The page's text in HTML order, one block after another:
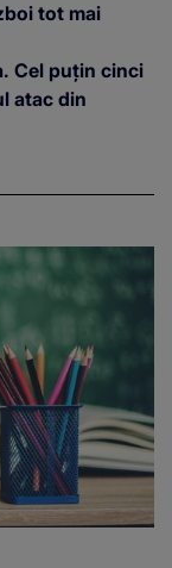
tot mai
Cel puțin cinci
atac din